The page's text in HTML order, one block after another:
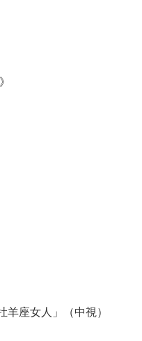
羊座女人」（中視）